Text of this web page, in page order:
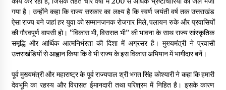
गया है। उन्होंने कहा कि राज्य सरकार का लक्ष्य है कि स्वर्ण जयंती वर्ष तक उत्तराखंड
ऐसा राज्य बने जहां हर युवा को सम्मानजनक रोजगार मिले, पलायन रुके और प्रवासियों
की गौरवपूर्ण वापसी हो। “विकास भी, विरासत भी” की भावना के साथ राज्य सांस्कृतिक
समृद्धि और आर्थिक आत्मनिर्भरता की दिशा में अग्रसर है। मुख्यमंत्री ने प्रवासी
उत्तराखंडियों से आह्वान किया कि वे भी राज्य के इस विकास अभियान में भागीदार बनें।
पूर्व मुख्यमंत्री और महाराष्ट्र के पूर्व राज्यपाल श्री भगत सिंह कोश्यारी ने कहा कि हमारी
देवभूमि का रहस्य और विरासत ईमानदारी तथा परिश्रम में निहित है। इसके कारण